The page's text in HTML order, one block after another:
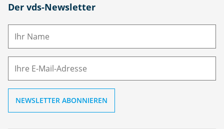
Der vds-Newsletter
N
M